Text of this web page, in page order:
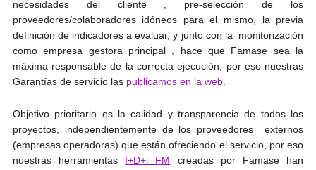
necesidades del cliente , pre-selección de los
proveedores/colaboradores idóneos para el mismo, la previa
definición de indicadores a evaluar, y junto con la monitorización
como empresa gestora principal , hace que Famase sea la
máxima responsable de la correcta ejecución, por eso nuestras
Garantías de servicio las publicamos en la web.
Objetivo prioritario es la calidad y transparencia de todos los
proyectos, independientemente de los proveedores externos
(empresas operadoras) que están ofreciendo el servicio, por eso
nuestras herramientas I+D+i FM creadas por Famase han